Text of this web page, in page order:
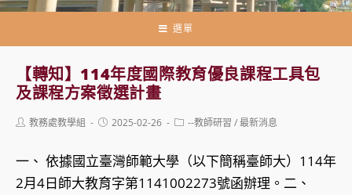
內
選單
【轉知】114年度國際教育優良課程工具包
及課程方案徵選計畫
Post教務處教學組
Post2025-02-26
Post--教師研習 /最新消息
一、 依據國立臺灣師範大學（以下簡稱臺師大）114年
2月4日師大教育字第1141002273號函辦理。二、